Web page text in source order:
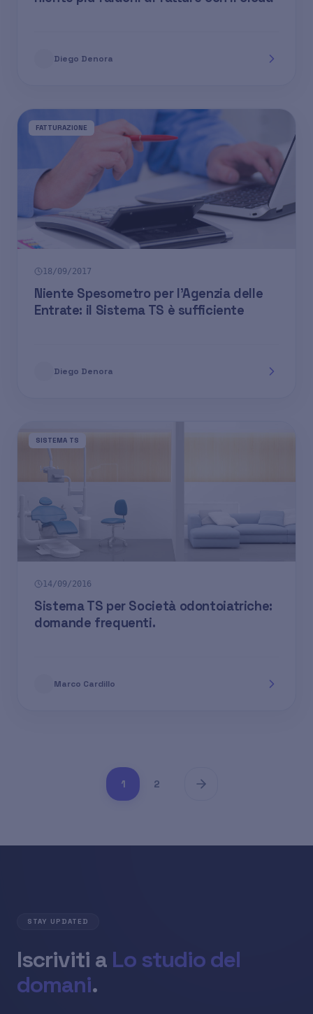
Diego Denora
FATTURAZIONE
18/09/2017
Niente Spesometro per l’Agenzia delle
Entrate: il Sistema TS è sufficiente
Diego Denora
SISTEMA TS
14/09/2016
Sistema TS per Società odontoiatriche:
domande frequenti.
Marco Cardillo
1 2
STAY UPDATED
Iscriviti a Lo studio del
domani.